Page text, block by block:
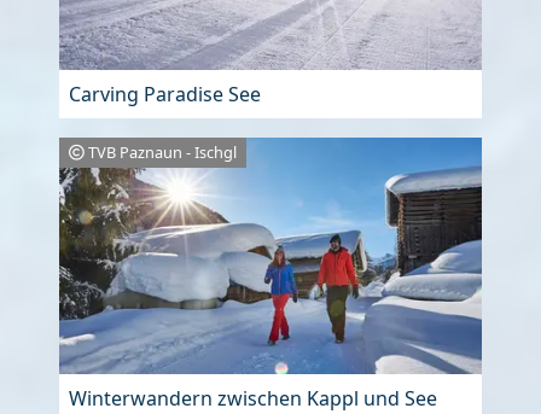
Carving Paradise See
TVB Paznaun - Ischgl
Winterwandern zwischen Kappl und See